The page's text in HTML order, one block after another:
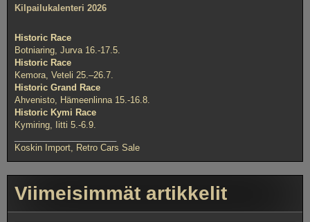
Kilpailukalenteri 2026
Historic Race
Botniaring, Jurva 16.-17.5.
Historic Race
Kemora, Veteli 25.–26.7.
Historic Grand Race
Ahvenisto, Hämeenlinna 15.-16.8.
Historic Kymi Race
Kymiring, Iitti 5.-6.9.
Koskin Import, Retro Cars Sale
Viimeisimmät artikkelit